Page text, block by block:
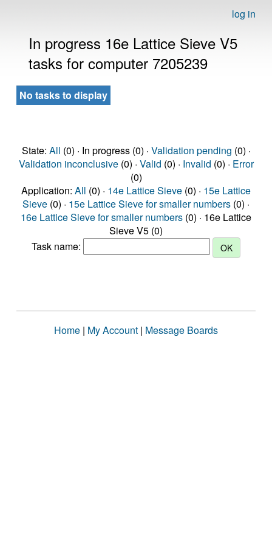
log in
In progress 16e Lattice Sieve V5
tasks for computer 7205239
No tasks to display
State: All (0) · In progress (0) · Validation pending (0) ·
Validation inconclusive(0) · Valid (0) · Invalid (0) · Error
(0)
Application: All (0) · 14e Lattice Sieve (0) · 15e Lattice
Sieve (0) · 15e Lattice Sieve for smaller numbers (0) ·
16e Lattice Sieve for smaller numbers (0) · 16e Lattice
Sieve V5 (0)
Task name:
Home | My Account | Message Boards